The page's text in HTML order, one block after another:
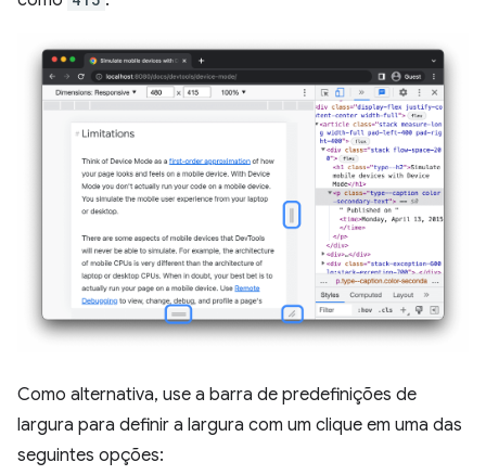
Como alternativa, use a barra de predefinições de
largura para definir a largura com um clique em uma das
seguintes opções: